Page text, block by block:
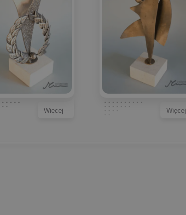
Więcej Więcej